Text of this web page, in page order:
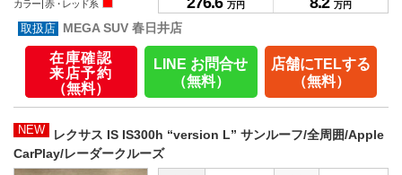
カラー |赤・レッド系 万円 万円
MEGA SUV 春日井店
在庫確認
来店予約
（無料）
LINE お問合せ
（無料）
店舗にTELする
（無料）
NEW
レクサス IS IS300h “version L” サンルーフ/全周囲/Apple
CarPlay/レーダークルーズ